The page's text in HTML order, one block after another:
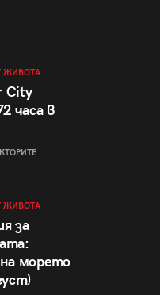
ЖИВОТА
City
часа в
ЖИВОТА
за
морето